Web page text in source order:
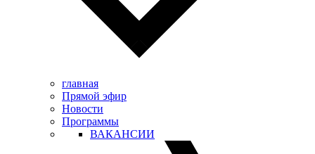
главная
Прямой эфир
Новости
Программы
ВАКАНСИИ